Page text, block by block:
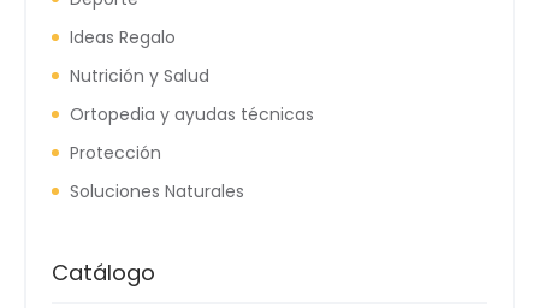
Ideas Regalo
Nutrición y Salud
Ortopedia y ayudas técnicas
Protección
Soluciones Naturales
Catálogo